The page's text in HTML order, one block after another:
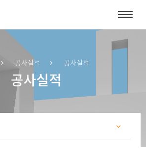
공사실적 공사실적
공사실적